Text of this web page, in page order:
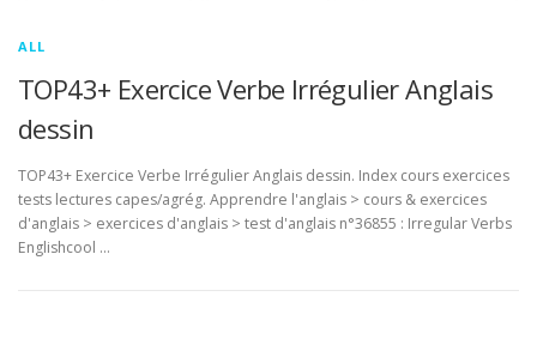
ALL
TOP43+ Exercice Verbe Irrégulier Anglais
dessin
TOP43+ Exercice Verbe Irrégulier Anglais dessin. Index cours exercices
tests lectures capes/agrég. Apprendre l'anglais > cours & exercices
d'anglais > exercices d'anglais > test d'anglais n°36855 : Irregular Verbs
Englishcool …